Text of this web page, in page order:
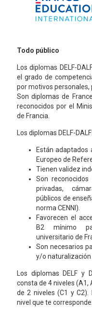
Todo público
Los diplomas DELF-
el grado de
por motivos personales,
Son diplomas de
reconocidos por el
de Francia.
Los diplomas DELF-DALF:
Están adaptados
Europeo de
Tienen validez
Son
privadas,
públicos de
norma CENNI).
Favorecen el
B2 mínimo
universitario de
Son necesarios
y/o naturalización
Los diplomas DELF y
consta de 4 niveles (A1,
de 2 niveles (C1 y C2).
nivel que te corresponde.